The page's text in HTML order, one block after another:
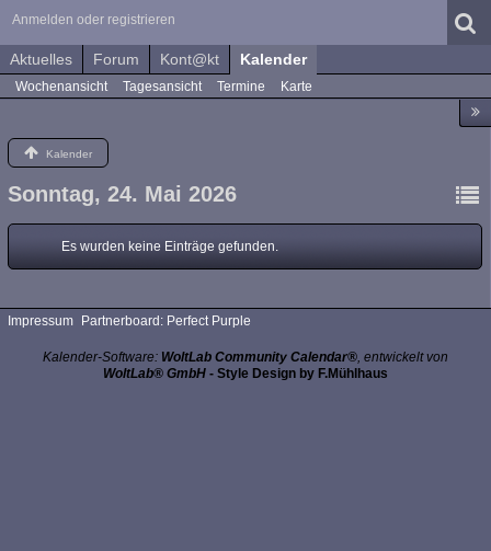
Anmelden oder registrieren
Aktuelles Forum Kont@kt Kalender
Wochenansicht Tagesansicht Termine Karte
Kalender
Sonntag, 24. Mai 2026
Es wurden keine Einträge gefunden.
Impressum Partnerboard: Perfect Purple
Kalender-Software: WoltLab Community Calendar®, entwickelt von
WoltLab® GmbH